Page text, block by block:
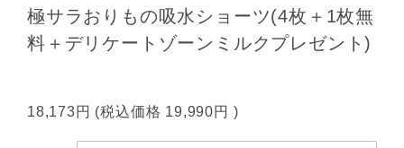
極サラおりもの吸水ショーツ(4枚＋1枚無
料＋デリケートゾーンミルクプレゼント)
18,173円 (税込価格 19,990円 )